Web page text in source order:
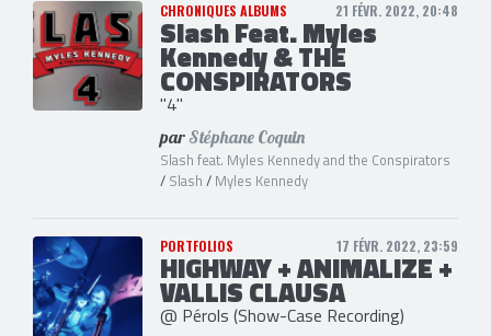
CHRONIQUES ALBUMS 21 FÉVR. 2022, 20:48
Slash Feat. Myles
Kennedy & THE
CONSPIRATORS
"4"
par Stéphane Coquin
Slash feat. Myles Kennedy and the Conspirators
/ Slash / Myles Kennedy
PORTFOLIOS 17 FÉVR. 2022, 23:59
HIGHWAY + ANIMALIZE +
VALLIS CLAUSA
@ Pérols (Show-Case Recording)